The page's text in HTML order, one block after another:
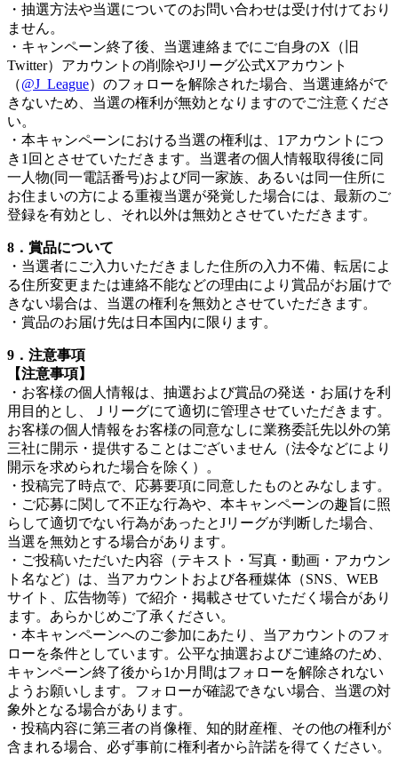
・抽選方法や当選についてのお問い合わせは受け付けており
ません。
・キャンペーン終了後、当選連絡までにご自身のX（旧
Twitter）アカウントの削除やJリーグ公式Xアカウント
（@J_League）のフォローを解除された場合、当選連絡がで
きないため、当選の権利が無効となりますのでご注意くださ
い。
・本キャンペーンにおける当選の権利は、1アカウントにつ
き1回とさせていただきます。当選者の個人情報取得後に同
一人物(同一電話番号)および同一家族、あるいは同一住所に
お住まいの方による重複当選が発覚した場合には、最新のご
登録を有効とし、それ以外は無効とさせていただきます。
8．賞品について
・当選者にご入力いただきました住所の入力不備、転居によ
る住所変更または連絡不能などの理由により賞品がお届けで
きない場合は、当選の権利を無効とさせていただきます。
・賞品のお届け先は日本国内に限ります。
9．注意事項
【注意事項】
・お客様の個人情報は、抽選および賞品の発送・お届けを利
用目的とし、Ｊリーグにて適切に管理させていただきます。
お客様の個人情報をお客様の同意なしに業務委託先以外の第
三社に開示・提供することはございません（法令などにより
開示を求められた場合を除く）。
・投稿完了時点で、応募要項に同意したものとみなします。
・ご応募に関して不正な行為や、本キャンペーンの趣旨に照
らして適切でない行為があったとJリーグが判断した場合、
当選を無効とする場合があります。
・ご投稿いただいた内容（テキスト・写真・動画・アカウン
ト名など）は、当アカウントおよび各種媒体（SNS、WEB
サイト、広告物等）で紹介・掲載させていただく場合があり
ます。あらかじめご了承ください。
・本キャンペーンへのご参加にあたり、当アカウントのフォ
ローを条件としています。公平な抽選およびご連絡のため、
キャンペーン終了後から1か月間はフォローを解除されない
ようお願いします。フォローが確認できない場合、当選の対
象外となる場合があります。
・投稿内容に第三者の肖像権、知的財産権、その他の権利が
含まれる場合、必ず事前に権利者から許諾を得てください。